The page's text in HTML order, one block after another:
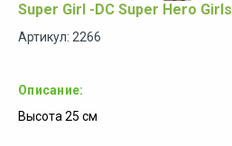
Super Girl -DC Super Hero Girls
Артикул: 2266
Описание:
Высота 25 см